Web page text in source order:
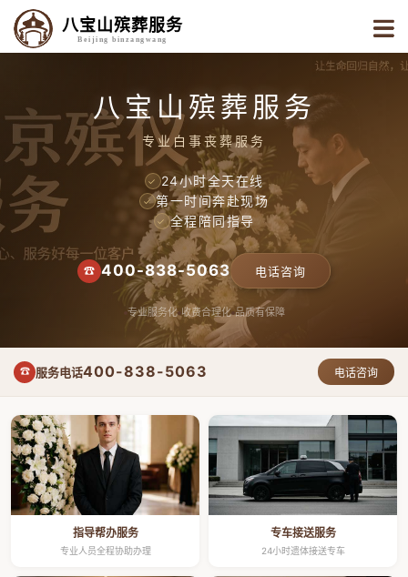
八宝山殡葬服务
Beijing binzangwang
八宝山殡葬服务
专业白事丧葬服务
✓ 24小时全天在线
✓ 第一时间奔赴现场
✓ 全程陪同指导
☎ 400-838-5063 电话咨询
专业服务化 收费合理化 品质有保障
☎ 服务电话400-838-5063 电话咨询
指导帮办服务
专业人员全程协助办理
专车接送服务
24小时遗体接送专车